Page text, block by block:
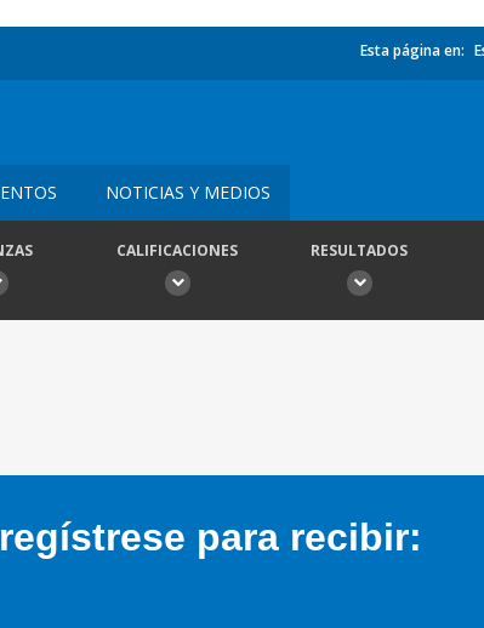
Esta página en:
NOTICIAS Y MEDIOS
CALIFICACIONES RESULTADOS
para recibir: